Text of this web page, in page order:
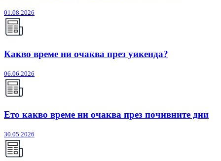
01.08.2026
Какво време ни очаква през уикенда?
06.06.2026
Ето какво време ни очаква през почивните дни
30.05.2026